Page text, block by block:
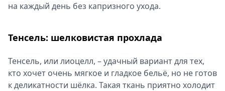
на каждый день без капризного ухода.
Тенсель: шелковистая прохлада
Тенсель, или лиоцелл, – удачный вариант для тех,
кто хочет очень мягкое и гладкое бельё, но не готов
к деликатности шёлка. Такая ткань приятно холодит